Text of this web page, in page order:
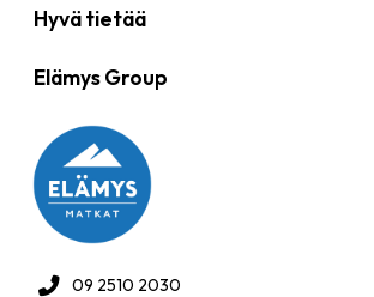
Hyvä tietää
Elämys Group
09 2510 2030